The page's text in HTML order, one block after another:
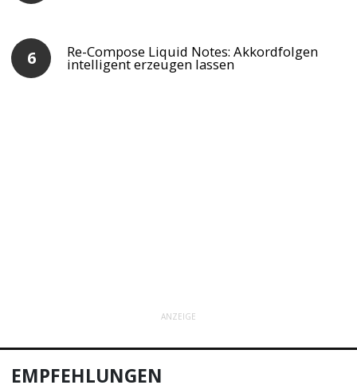
Re-Compose Liquid Notes: Akkordfolgen
intelligent erzeugen lassen
ANZEIGE
EMPFEHLUNGEN